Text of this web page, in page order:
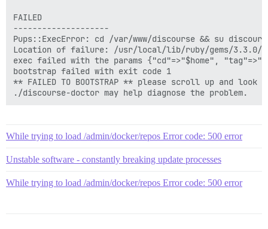
FAILED
--------------------
Pups::ExecError: cd /var/www/discourse && su
Location of failure: /usr/local/lib/ruby/gems/3.3.0/
exec failed with the params {"cd"=>"$home",
bootstrap failed with exit code 1
** FAILED TO BOOTSTRAP ** please scroll up and
While trying to load /admin/docker/repos Error code: 500 error
Unstable software - constantly breaking update processes
While trying to load /admin/docker/repos Error code: 500 error